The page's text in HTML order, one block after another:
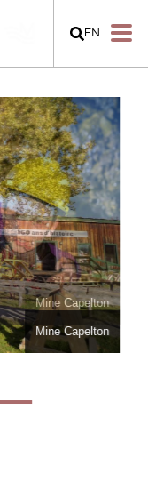
EN
Mine Capelton
Mine Capelton